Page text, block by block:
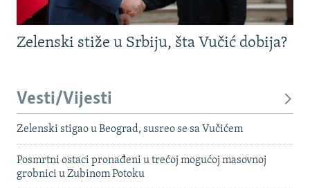
Zelenski stiže u Srbiju, šta Vučić dobija?
Vesti/Vijesti
Zelenski stigao u Beograd, susreo se sa Vučićem
Posmrtni ostaci pronađeni u trećoj mogućoj masovnoj
grobnici u Zubinom Potoku